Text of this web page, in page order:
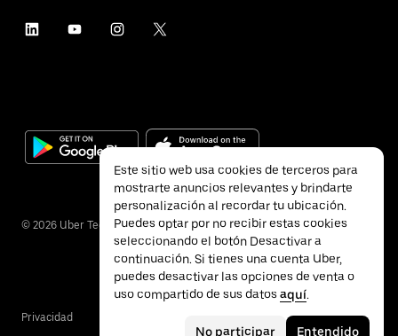
© 2026 Uber Technologies Inc.
Privacidad
Este sitio web usa cookies de terceros para
mostrarte anuncios relevantes y brindarte
personalización al recordar tu ubicación.
Puedes optar por no recibir estas cookies
seleccionando el botón Desactivar a
continuación. Si tienes una cuenta Uber,
puedes desactivar las opciones de venta o
uso compartido de sus datos aquí.
No participar Entendido